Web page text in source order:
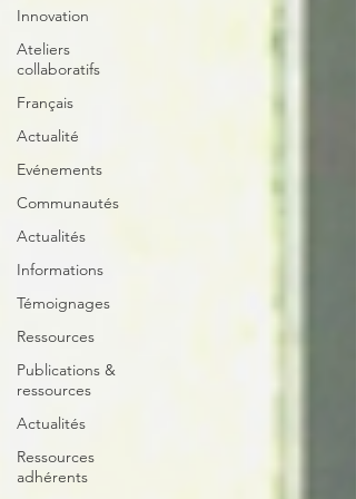
Innovation
Ateliers
collaboratifs
Français
Actualité
Evénements
Communautés
Actualités
Informations
Témoignages
Ressources
Publications &
ressources
Actualités
Ressources
adhérents